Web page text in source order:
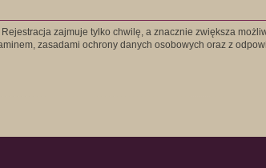
zajmuje tylko chwilę, a znacznie zwiększa
zasadami ochrony danych osobowych oraz z